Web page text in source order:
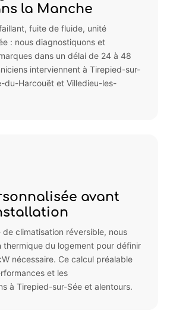
la Manche
fuite de fluide, unité
: nous diagnostiquons et
dans un délai de 24 à 48
interviennent à Tirepied-sur-
du-Harcouët et Villedieu-les-
avant
climatisation réversible, nous
thermique du logement pour définir
nécessaire. Ce calcul préalable
et les
à Tirepied-sur-Sée et alentours.